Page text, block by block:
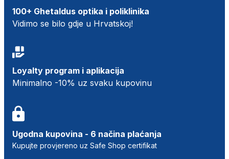
100+ Ghetaldus optika i poliklinika
Vidimo se bilo gdje u Hrvatskoj!
Loyalty program i aplikacija
Minimalno -10% uz svaku kupovinu
Ugodna kupovina - 6 načina plaćanja
Kupujte provjereno uz Safe Shop certifikat